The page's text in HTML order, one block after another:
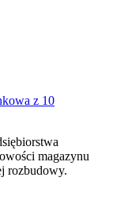
z 10
magazynu
rozbudowy.